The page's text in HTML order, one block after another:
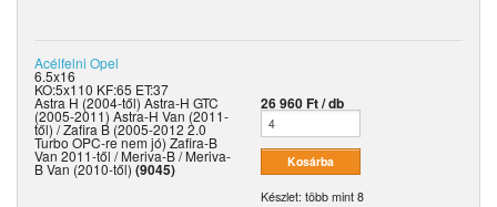
Acélfelni Opel
6.5x16
KO:5x110 KF:65 ET:37
Astra H (2004-től) Astra-H GTC
(2005-2011) Astra-H Van (2011-
től) / Zafira B (2005-2012 2.0
Turbo OPC-re nem jó) Zafira-B
Van 2011-től / Meriva-B / Meriva-
B Van (2010-től) (9045)
26 960 Ft / db
Készlet: több mint 8